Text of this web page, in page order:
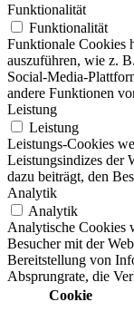
Funktionalität
Funktionalität
Funktionale Cookies
auszuführen, wie z.
Social-Media-
andere Funktionen
Leistung
Leistung
Leistungs-Cookies
Leistungsindizes der
dazu beiträgt, den
Analytik
Analytik
Analytische Cookies
Besucher mit der
Bereitstellung von
Absprungrate, die
Cookie